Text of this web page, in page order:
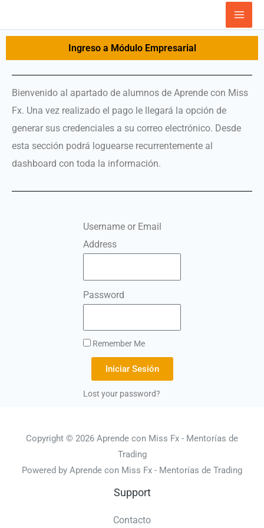
Ingreso a Módulo Empresarial
Bienvenido al apartado de alumnos de Aprende con Miss
Fx. Una vez realizado el pago le llegará la opción de
generar sus credenciales a su correo electrónico. Desde
esta sección podrá loguearse recurrentemente al
dashboard con toda la información.
Username or Email
Address
Password
Remember Me
Iniciar Sesión
Lost your password?
Copyright © 2026 Aprende con Miss Fx - Mentorías de
Trading
Powered by Aprende con Miss Fx - Mentorías de Trading
Support
Contacto